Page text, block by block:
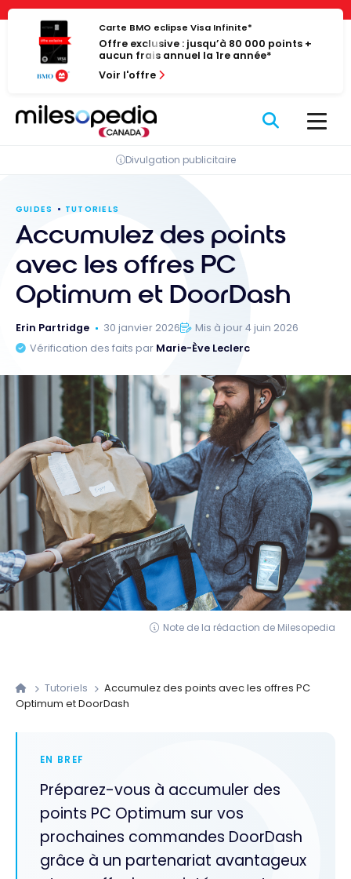
Panneau de gestion des cookies
Passer
contenu
Carte BMO eclipse Visa Infinite*
Offre exclusive : jusqu’à 80 000 points +
aucun frais annuel la 1re année*
Voir l'offre
Divulgation publicitaire
GUIDES TUTORIELS
Accumulez des points
avec les offres PC
Optimum et DoorDash
Erin Partridge 30 janvier 2026
Mis à jour 4 juin 2026
Vérification des faits par Marie-Ève Leclerc
Note de la rédaction de Milesopedia
Tutoriels
Accumulez des points avec les offres PC
Optimum et DoorDash
EN BREF
Préparez-vous à accumuler des
points PC Optimum sur vos
prochaines commandes DoorDash
grâce à un partenariat avantageux